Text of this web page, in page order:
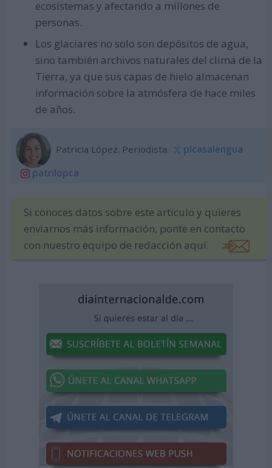
ecosistemas y afectando a millones de
personas.
Los glaciares no solo son depósitos de agua,
sino también archivos naturales del clima de la
Tierra, ya que sus capas de hielo almacenan
información sobre la atmósfera de hace miles
de años.
Patricia López. Periodista.
plcasalengua
patrilopca
Si conoces datos sobre este artículo y quieres
enviarnos más información, ponte en contacto
con nuestro equipo de redacción aquí.